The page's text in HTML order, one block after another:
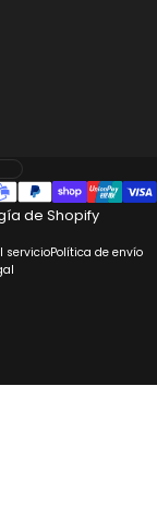
de Shopify
servicioPolítica de envío